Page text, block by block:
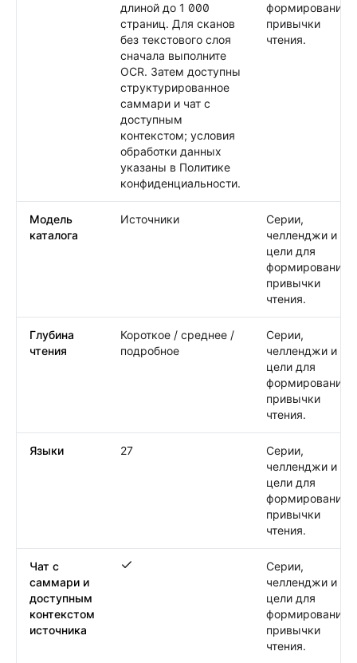
длиной до 1 000
страниц. Для сканов
без текстового слоя
сначала выполните
OCR. Затем доступны
структурированное
саммари и чат с
доступным
контекстом; условия
обработки данных
указаны в Политике
конфиденциальности.
формирования
привычки
чтения.
Модель
каталога
Источники
Серии,
челленджи и
цели для
формирования
привычки
чтения.
Глубина
чтения
Короткое / среднее /
подробное
Серии,
челленджи и
цели для
формирования
привычки
чтения.
Языки 27
Серии,
челленджи и
цели для
формирования
привычки
чтения.
Чат с
саммари и
доступным
контекстом
источника
Чат с саммари и доступным контекстом
Серии,
челленджи и
цели для
формирования
привычки
чтения.